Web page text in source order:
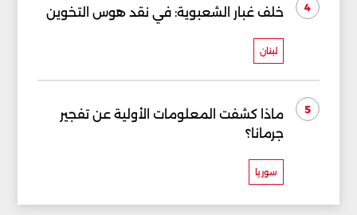
4 خلف غبار الشعبوية: في نقد هوس التخوين
لبنان
5
ماذا كشفت المعلومات الأولية عن تفجير
جرمانا؟
سوريا